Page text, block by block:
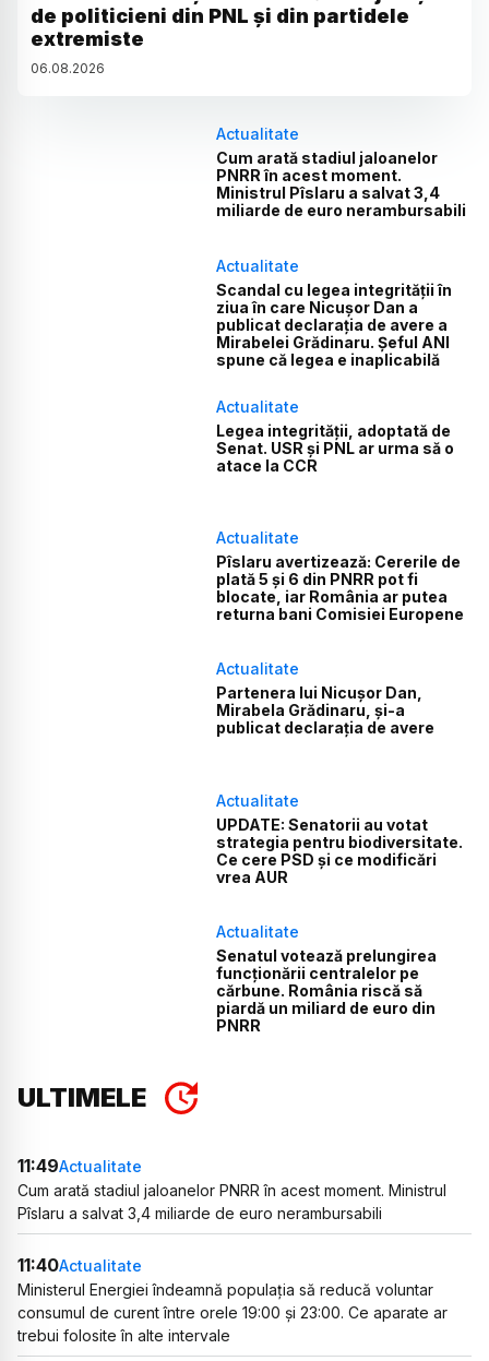
de politicieni din PNL și din partidele
extremiste
06.08.2026
Actualitate
Cum arată stadiul jaloanelor
PNRR în acest moment.
Ministrul Pîslaru a salvat 3,4
miliarde de euro nerambursabili
Actualitate
Scandal cu legea integrității în
ziua în care Nicușor Dan a
publicat declarația de avere a
Mirabelei Grădinaru. Șeful ANI
spune că legea e inaplicabilă
Actualitate
Legea integrității, adoptată de
Senat. USR și PNL ar urma să o
atace la CCR
Actualitate
Pîslaru avertizează: Cererile de
plată 5 și 6 din PNRR pot fi
blocate, iar România ar putea
returna bani Comisiei Europene
Actualitate
Partenera lui Nicușor Dan,
Mirabela Grădinaru, și-a
publicat declarația de avere
Actualitate
UPDATE: Senatorii au votat
strategia pentru biodiversitate.
Ce cere PSD și ce modificări
vrea AUR
Actualitate
Senatul votează prelungirea
funcționării centralelor pe
cărbune. România riscă să
piardă un miliard de euro din
PNRR
ULTIMELE
11:49Actualitate
Cum arată stadiul jaloanelor PNRR în acest moment. Ministrul
Pîslaru a salvat 3,4 miliarde de euro nerambursabili
11:40Actualitate
Ministerul Energiei îndeamnă populația să reducă voluntar
consumul de curent între orele 19:00 și 23:00. Ce aparate ar
trebui folosite în alte intervale